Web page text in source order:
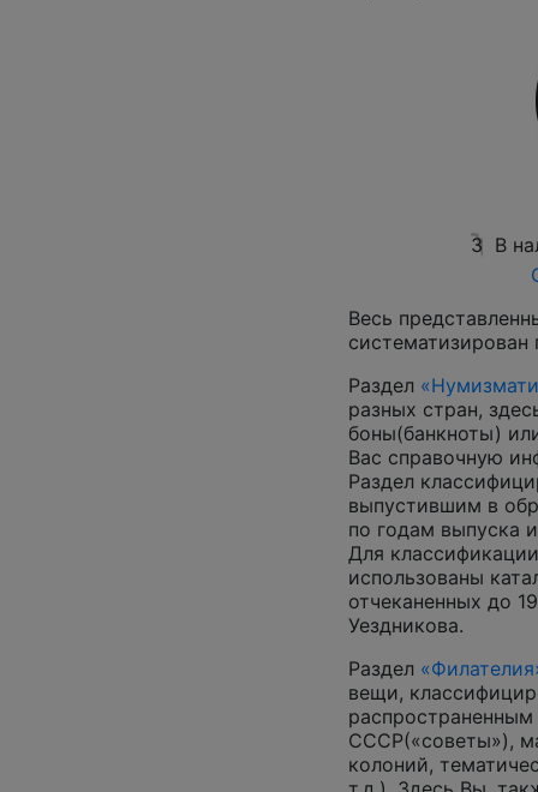
3 В
Весь
систематизирован
Раздел
разных стран,
боны(банкноты)
Вас справочную
Раздел
выпустившим в
по годам выпуска
Для
использованы
отчеканенных до
Уездникова.
Раздел
вещи,
СССР(«советы»),
колоний,